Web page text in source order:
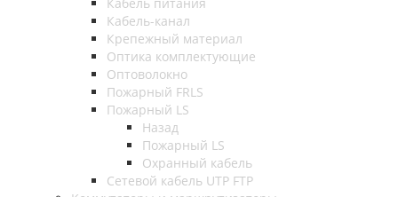
Кабель-канал
Крепежный материал
Оптика комплектующие
Оптоволокно
Пожарный FRLS
Пожарный LS
Назад
Пожарный LS
Охранный кабель
Сетевой кабель UTP FTP